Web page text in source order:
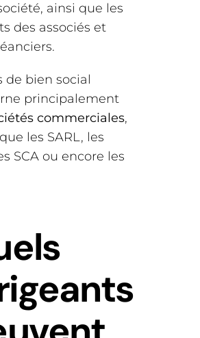
ainsi que les
des associés et
de bien social
principalement
commerciales,
les SARL, les
SCA ou encore les